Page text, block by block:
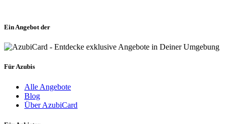
Ein Angebot der
Für Azubis
Alle Angebote
Blog
Über AzubiCard